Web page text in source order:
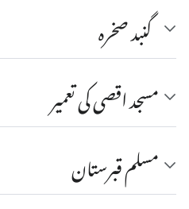
گنبد صخرہ
مسجد اقصی کی تعمیر
مسلم قبرستان